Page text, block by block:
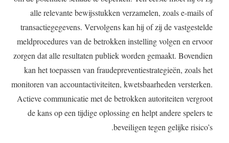
alle relevante bewijsstukken verzamelen, zoals e-mails of
transactiegegevens. Vervolgens kan hij of zij de vastgestelde
meldprocedures van de betrokken instelling volgen en ervoor
zorgen dat alle resultaten publiek worden gemaakt. Bovendien
kan het toepassen van fraudepreventiestrategieën, zoals het
monitoren van accountactiviteiten, kwetsbaarheden versterken.
Actieve communicatie met de betrokken autoriteiten vergroot
de kans op een tijdige oplossing en helpt andere spelers te
beveiligen tegen gelijke risico’s.